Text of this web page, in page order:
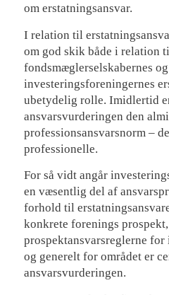
om erstatningsansvar.
I relation til
om god skik både i relation
fondsmæglerselskabernes og
investeringsforeningernes
ubetydelig rolle. Imidlertid
ansvarsvurderingen den
professionsansvarsnorm –
professionelle.
For så vidt angår
en væsentlig del af
forhold til
konkrete forenings
prospektansvarsreglerne
og generelt for området er
ansvarsvurderingen.